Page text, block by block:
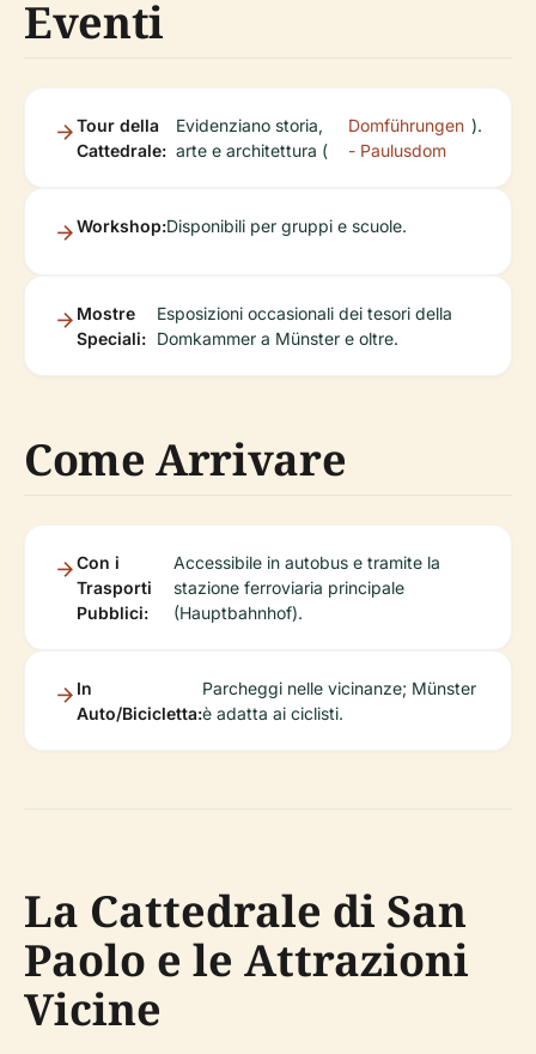
Eventi
Tour della
Cattedrale:
Evidenziano storia,
arte e architettura (
Domführungen
- Paulusdom
).
Workshop:Disponibili per gruppi e scuole.
Mostre
Speciali:
Esposizioni occasionali dei tesori della
Domkammer a Münster e oltre.
Come Arrivare
Con i
Trasporti
Pubblici:
Accessibile in autobus e tramite la
stazione ferroviaria principale
(Hauptbahnhof).
In
Auto/Bicicletta:
Parcheggi nelle vicinanze; Münster
è adatta ai ciclisti.
La Cattedrale di San
Paolo e le Attrazioni
Vicine